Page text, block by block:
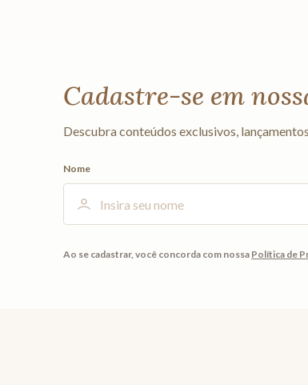
Cadastre-se em
Descubra conteúdos exclusivos,
Nome
Ao se cadastrar, você concorda com nossa Política de